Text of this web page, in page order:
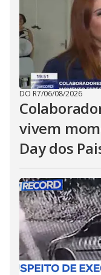
DO R7/06/08/2026
vivem
Day dos